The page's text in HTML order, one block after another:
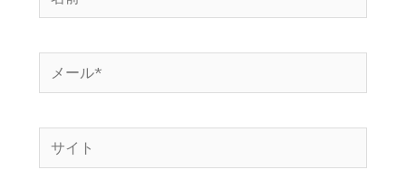
前
ー
イ